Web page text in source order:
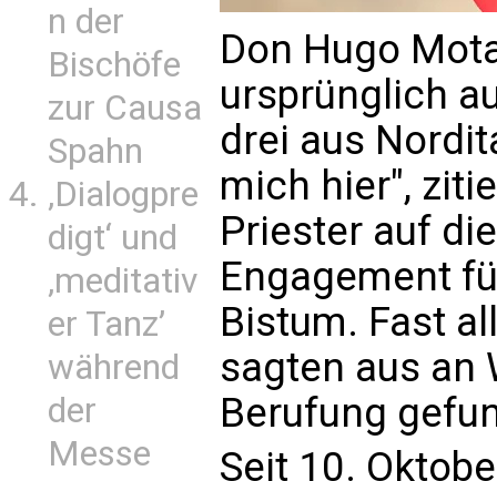
n der
Bischöfe
zur Causa
Spahn
‚Dialogpre
digt‘ und
‚meditativ
er Tanz’
während
der
Messe
Don Hugo
ursprünglich
drei aus
mich hier",
Priester auf
Engagement
Bistum. Fast
sagten aus an
Berufung
Seit 10.